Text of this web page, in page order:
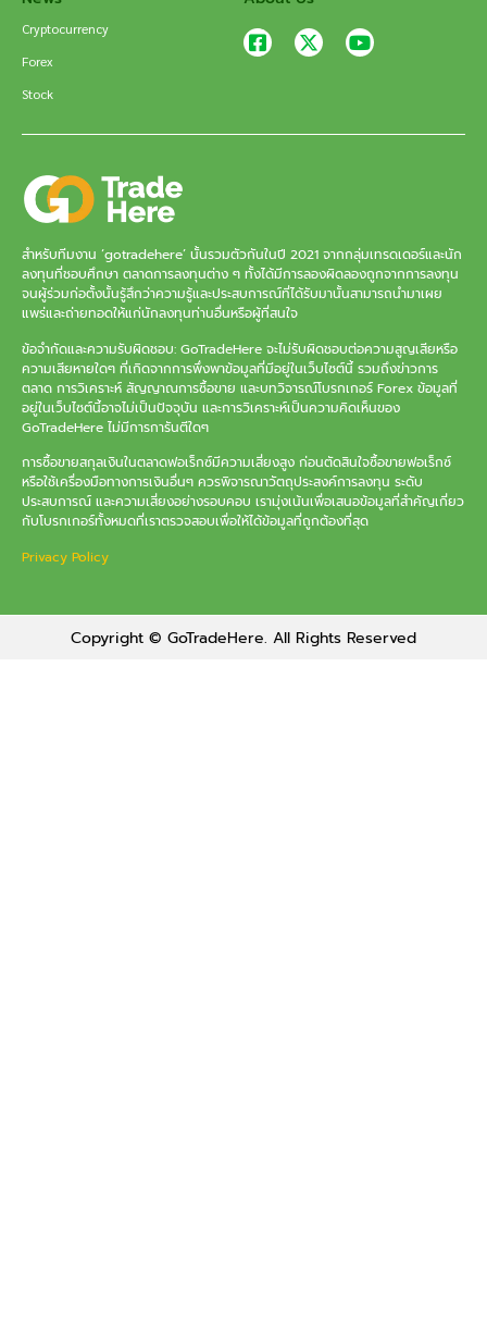
Cryptocurrency
Forex
Stock
สำหรับทีมงาน ‘gotradehere’ นั้นรวมตัวกันในปี 2021 จากกลุ่มเทรดเดอร์และนัก
ลงทุนที่ชอบศึกษา ตลาดการลงทุนต่าง ๆ ทั้งได้มีการลองผิดลองถูกจากการลงทุน
จนผู้ร่วมก่อตั้งนั้นรู้สึกว่าความรู้และประสบการณ์ที่ได้รับมานั้นสามารถนำมาเผย
แพร่และถ่ายทอดให้แก่นักลงทุนท่านอื่นหรือผู้ที่สนใจ
ข้อจำกัดและความรับผิดชอบ: GoTradeHere จะไม่รับผิดชอบต่อความสูญเสียหรือ
ความเสียหายใดๆ ที่เกิดจากการพึ่งพาข้อมูลที่มีอยู่ในเว็บไซต์นี้ รวมถึงข่าวการ
ตลาด การวิเคราะห์ สัญญาณการซื้อขาย และบทวิจารณ์โบรกเกอร์ Forex ข้อมูลที่
อยู่ในเว็บไซต์นี้อาจไม่เป็นปัจจุบัน และการวิเคราะห์เป็นความคิดเห็นของ
GoTradeHere ไม่มีการการันตีใดๆ
การซื้อขายสกุลเงินในตลาดฟอเร็กซ์มีความเสี่ยงสูง ก่อนตัดสินใจซื้อขายฟอเร็กซ์
หรือใช้เครื่องมือทางการเงินอื่นๆ ควรพิจารณาวัตถุประสงค์การลงทุน ระดับ
ประสบการณ์ และความเสี่ยงอย่างรอบคอบ เรามุ่งเน้นเพื่อเสนอข้อมูลที่สำคัญเกี่ยว
กับโบรกเกอร์ทั้งหมดที่เราตรวจสอบเพื่อให้ได้ข้อมูลที่ถูกต้องที่สุด
Privacy Policy
Copyright © GoTradeHere. All Rights Reserved